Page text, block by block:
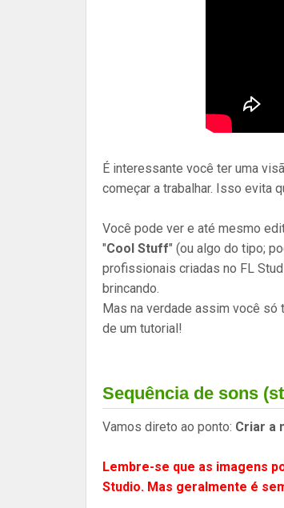
É interessante você ter uma
começar a trabalhar. Isso evita
Você pode ver e até mesmo
"Cool Stuff" (ou algo do tipo;
profissionais criadas no FL
brincando.
Mas na verdade assim você só
de um tutorial!
Sequência de sons
Vamos direto ao ponto: Criar a
Lembre-se que as imagens
Studio. Mas geralmente é